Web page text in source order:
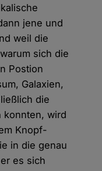
jene und
weil die
sich die
Postion
Galaxien,
die
konnten, wird
Knopf-
in die genau
es sich